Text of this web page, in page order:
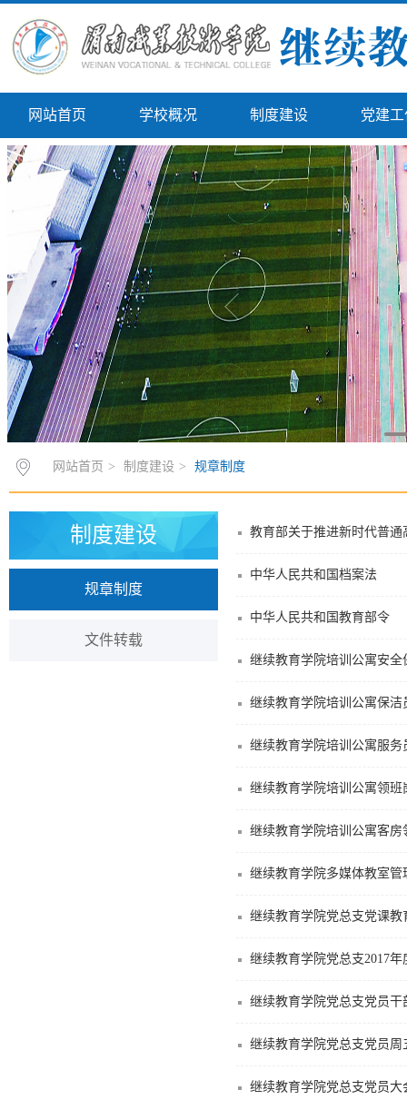
网站首页 学校概况 制度建设 党建
网站首页 > 制度建设 > 规章制度
制度建设
规章制度
文件转载
教育部关于推进新时代普
中华人民共和国档案法
中华人民共和国教育部令
继续教育学院培训公寓安
继续教育学院培训公寓保
继续教育学院培训公寓服
继续教育学院培训公寓领班
继续教育学院培训公寓客房
继续教育学院多媒体教室管
继续教育学院党总支党课教
继续教育学院党总支2017
继续教育学院党总支党员干
继续教育学院党总支党员周
继续教育学院党总支党员大